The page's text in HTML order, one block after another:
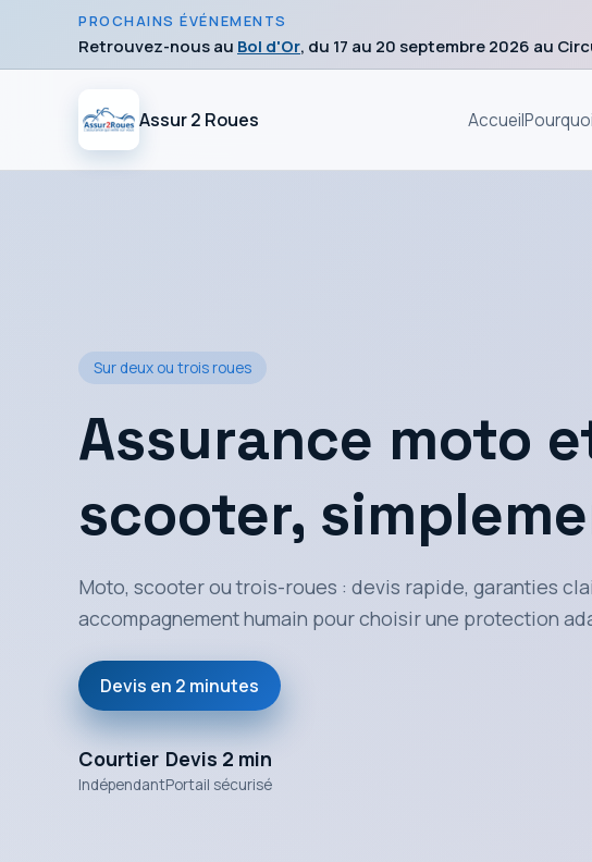
PROCHAINS ÉVÉNEMENTS
Retrouvez-nous au Bol d'Or, du 17 au 20 septembre 2026 au
Assur 2 Roues Accueil
Sur deux ou trois roues
Assurance moto
scooter,
Moto, scooter ou trois-roues : devis rapide, garanties
accompagnement humain pour choisir une protection
Devis en 2 minutes
Courtier
Indépendant
Devis 2 min
Portail sécurisé